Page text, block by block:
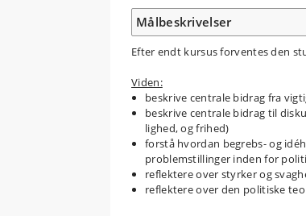
Målbeskrivelser
Efter endt kursus forventes den
Viden:
beskrive centrale bidrag fra
beskrive centrale bidrag til
lighed, og frihed)
forstå hvordan begrebs- og
problemstillinger inden for
reflektere over styrker og
reflektere over den politiske